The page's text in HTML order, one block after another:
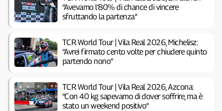
“Avevamo l’80% di chance di vincere
sfruttando la partenza”
TCR World Tour | Vila Real 2026, Michelisz:
“Avrei firmato cento volte per chiudere quinto
partendo nono”
TCR World Tour | Vila Real 2026, Azcona:
“Con 40 kg sapevamo di dover soffrire, ma è
stato un weekend positivo”